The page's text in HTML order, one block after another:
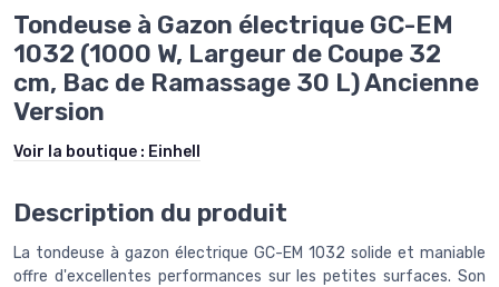
Tondeuse à Gazon électrique GC-EM
1032 (1000 W, Largeur de Coupe 32
cm, Bac de Ramassage 30 L) Ancienne
Version
Voir la boutique : Einhell
Description du produit
La tondeuse à gazon électrique GC-EM 1032 solide et maniable
offre d'excellentes performances sur les petites surfaces. Son